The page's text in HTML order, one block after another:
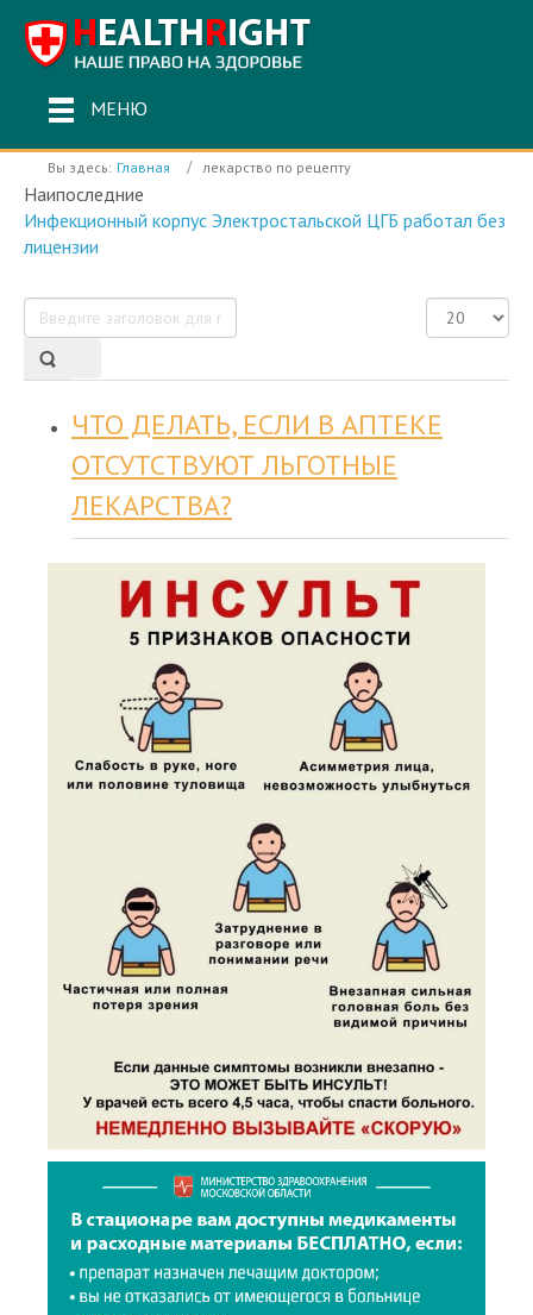
МЕНЮ
Вы здесь: Главная лекарство по рецепту
Наипоследние
Инфекционный корпус Электростальской ЦГБ работал без
лицензии
заголовок
для
поиска...
строк:
ОТСУТСТВУЮТ ЛЬГОТНЫЕ
ЛЕКАРСТВА?